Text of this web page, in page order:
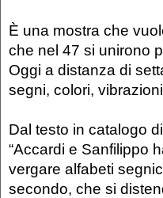
È una mostra che
che nel 47 si unirono
Oggi a distanza di
segni, colori,
Dal testo in catalogo
“Accardi e Sanfilippo
vergare alfabeti
secondo, che si